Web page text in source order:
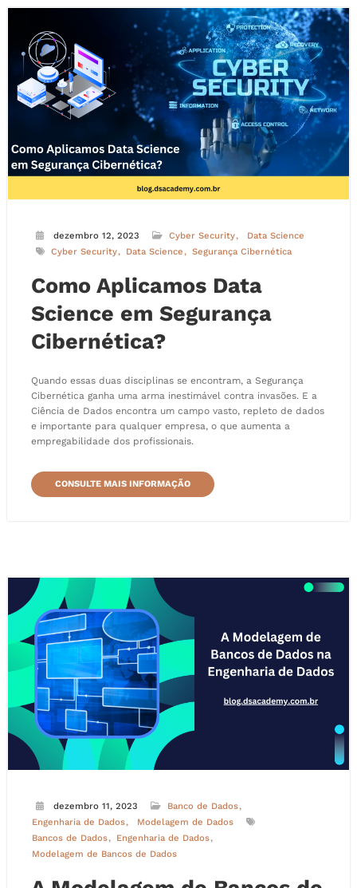
dezembro 12, 2023 Cyber Security
Data Science
Cyber Security
Data Science Segurança Cibernética
Como Aplicamos Data
Science em Segurança
Cibernética?
Quando essas duas disciplinas se encontram, a Segurança
Cibernética ganha uma arma inestimável contra invasões. E a
Ciência de Dados encontra um campo vasto, repleto de dados
e importante para qualquer empresa, o que aumenta a
empregabilidade dos profissionais.
CONSULTE MAIS INFORMAÇÃO
dezembro 11, 2023
Banco de Dados
Engenharia de Dados
Modelagem de Dados
Bancos de Dados
Engenharia de Dados
Modelagem de Bancos de Dados